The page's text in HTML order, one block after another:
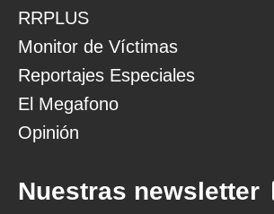
RRPLUS
Monitor de Víctimas
Reportajes Especiales
El Megafono
Opinión
Nuestras newsletter